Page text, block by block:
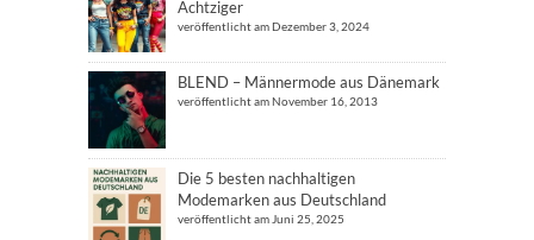
Achtziger
veröffentlicht am Dezember 3, 2024
BLEND – Männermode aus Dänemark
veröffentlicht am November 16, 2013
Die 5 besten nachhaltigen
Modemarken aus Deutschland
veröffentlicht am Juni 25, 2025